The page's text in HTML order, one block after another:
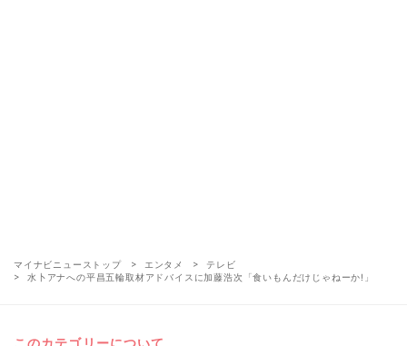
マイナビニューストップ エンタメ
テレビ
水卜アナへの平昌五輪取材アドバイスに加藤浩次「食いもんだけじゃねーか!」